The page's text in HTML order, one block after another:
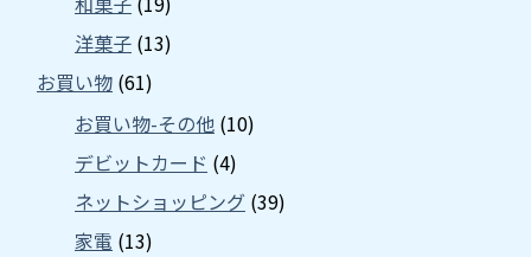
洋菓子 (13)
お買い物 (61)
お買い物-その他 (10)
デビットカード (4)
ネットショッピング (39)
家電 (13)